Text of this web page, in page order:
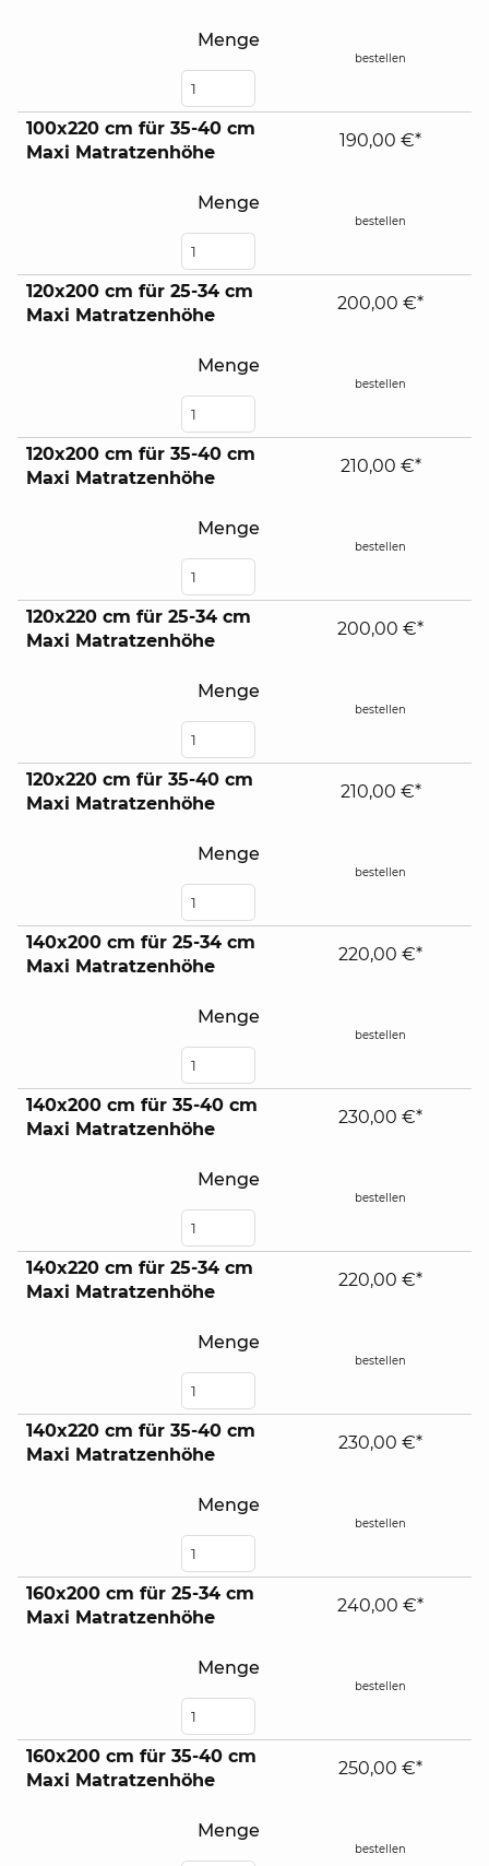
Menge
bestellen
100x220 cm für 35-40 cm
Maxi Matratzenhöhe
Menge
190,00 €*
bestellen
120x200 cm für 25-34 cm
Maxi Matratzenhöhe
Menge
200,00 €*
bestellen
120x200 cm für 35-40 cm
Maxi Matratzenhöhe
Menge
210,00 €*
bestellen
120x220 cm für 25-34 cm
Maxi Matratzenhöhe
Menge
200,00 €*
bestellen
120x220 cm für 35-40 cm
Maxi Matratzenhöhe
Menge
210,00 €*
bestellen
140x200 cm für 25-34 cm
Maxi Matratzenhöhe
Menge
220,00 €*
bestellen
140x200 cm für 35-40 cm
Maxi Matratzenhöhe
Menge
230,00 €*
bestellen
140x220 cm für 25-34 cm
Maxi Matratzenhöhe
Menge
220,00 €*
bestellen
140x220 cm für 35-40 cm
Maxi Matratzenhöhe
Menge
230,00 €*
bestellen
160x200 cm für 25-34 cm
Maxi Matratzenhöhe
Menge
240,00 €*
bestellen
160x200 cm für 35-40 cm
Maxi Matratzenhöhe
Menge
250,00 €*
bestellen